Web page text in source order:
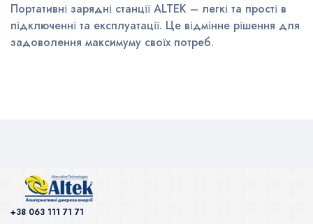
Портативні зарядні станції ALTEK – легкі та прості в
підключенні та експлуатації. Це відмінне рішення для
задоволення максимуму своїх потреб.
+38 063 111 71 71